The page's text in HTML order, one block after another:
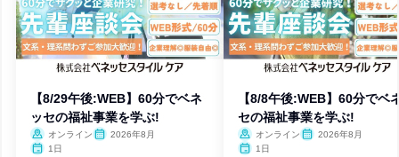
【8/29午後:WEB】60分でベネ
ッセの福祉事業を学ぶ!
オンライン
2026年8月
1日
【8/8午後:WEB】60分でベ
セの福祉事業を学ぶ!
オンライン
2026年8月
1日